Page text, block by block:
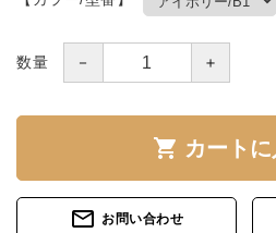
数量 － ＋
shopping_cart カート
mail_outline お問い合わせ